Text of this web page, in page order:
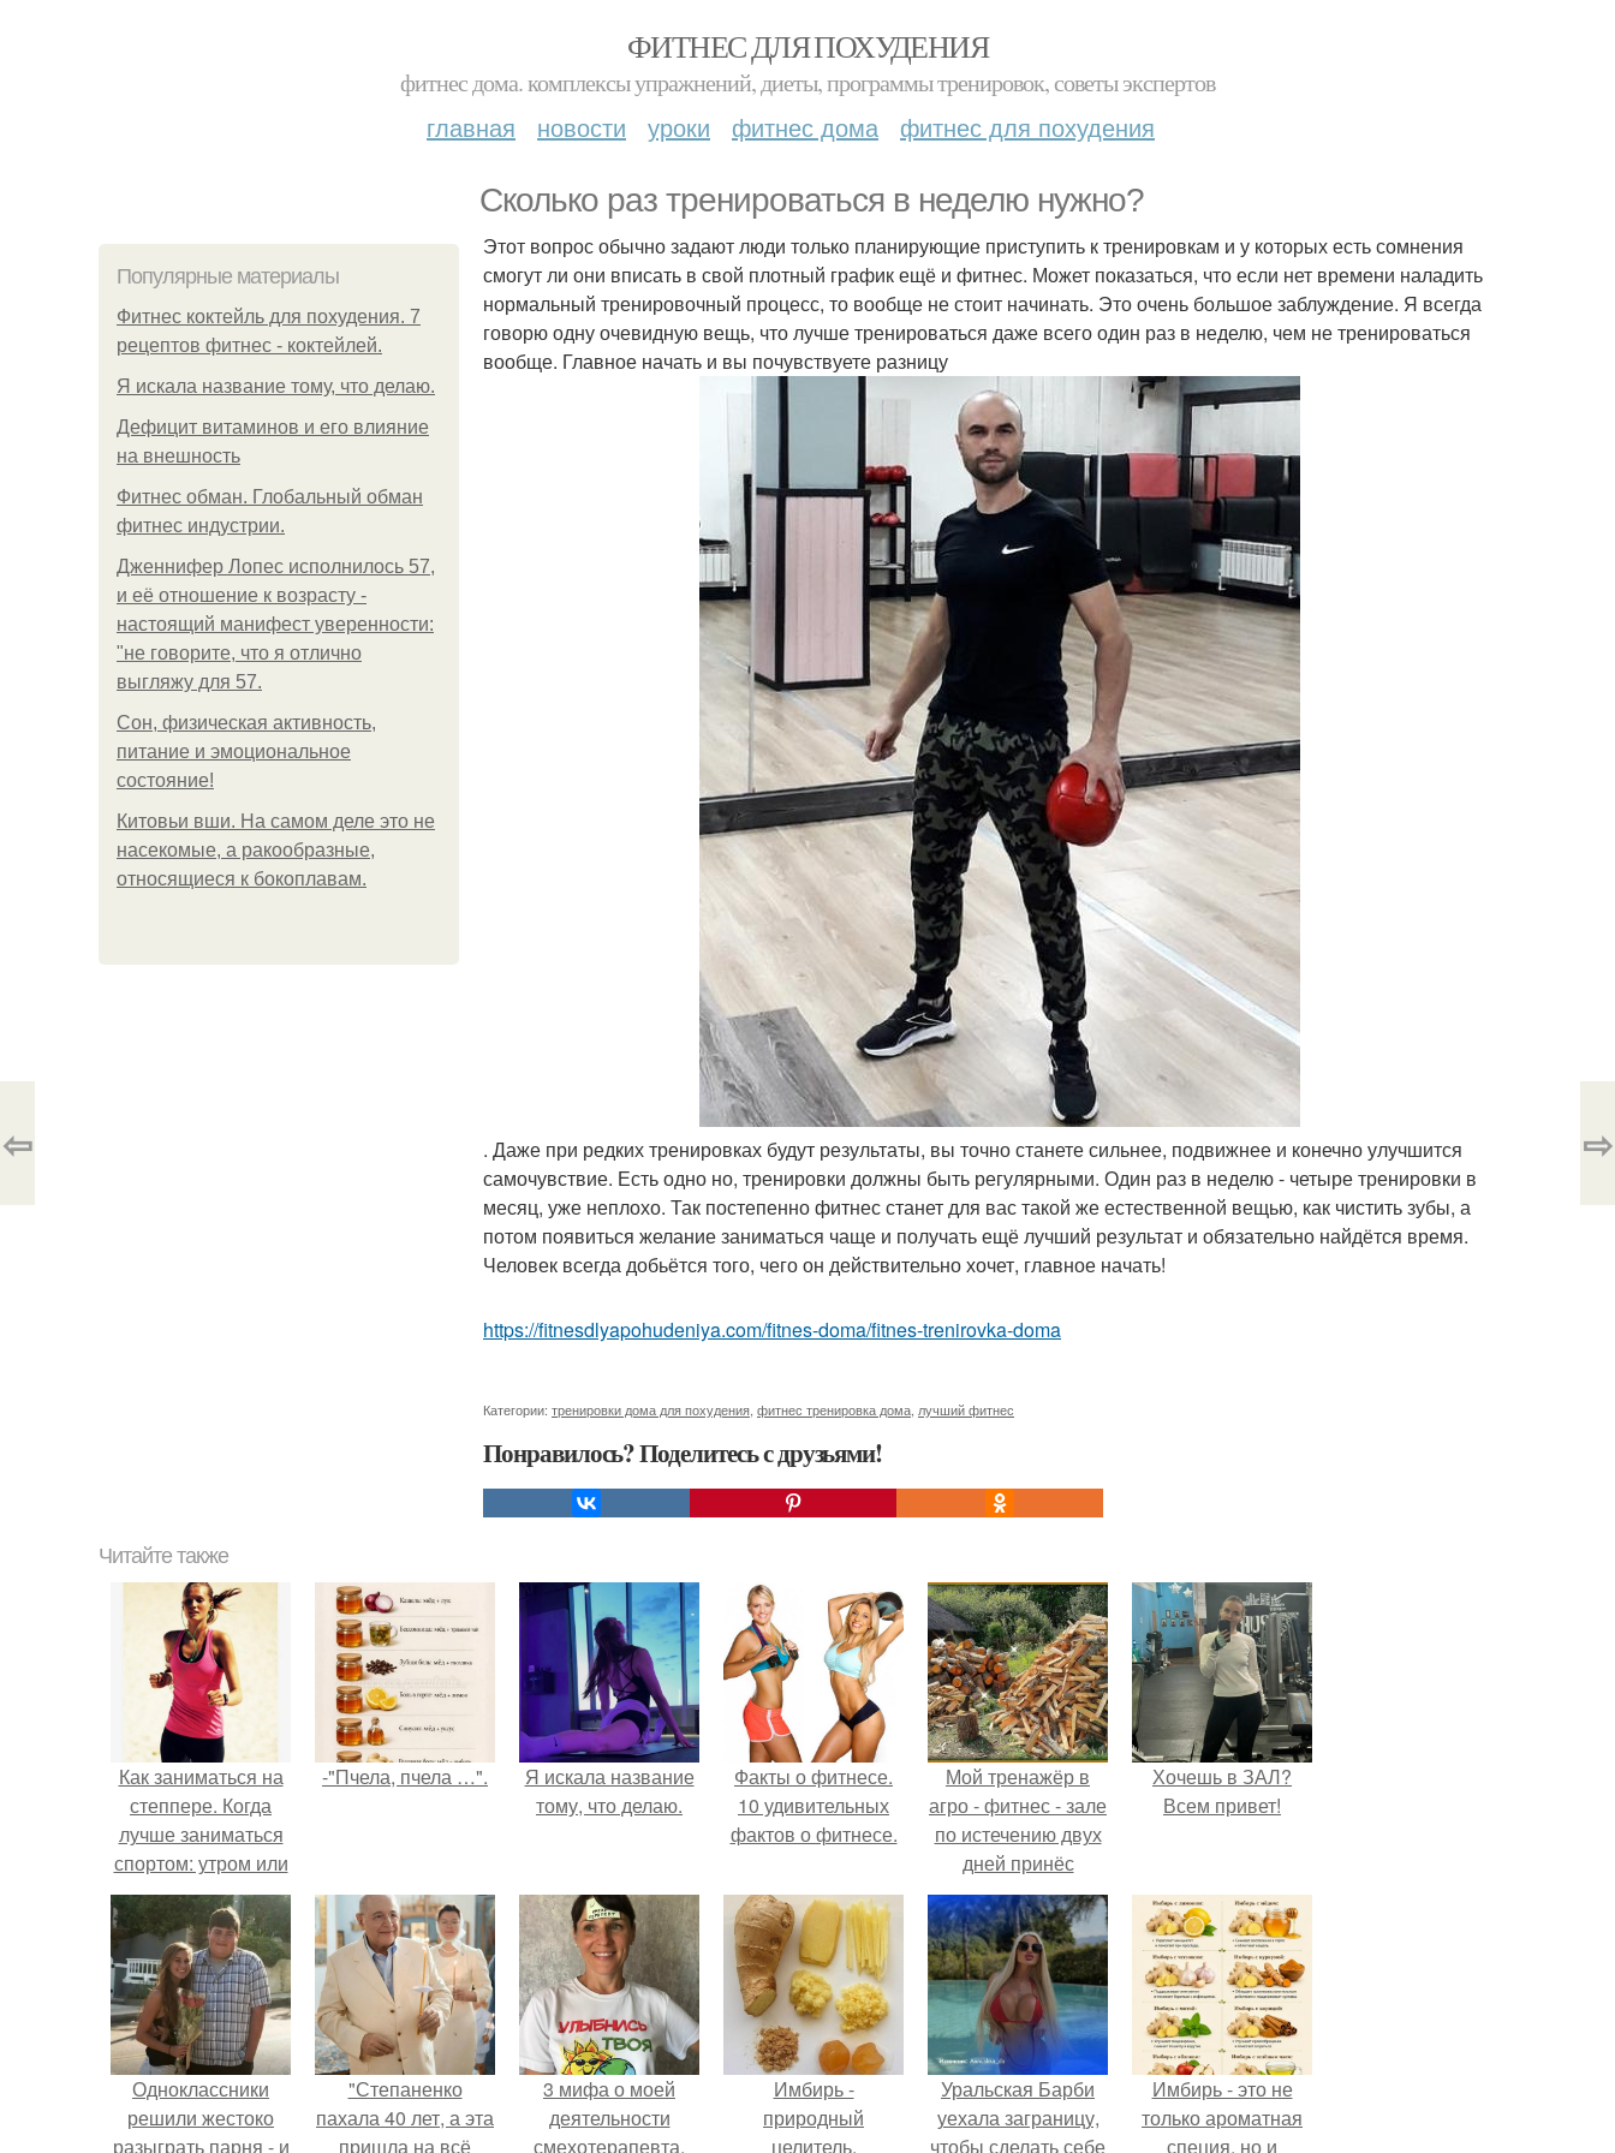
ФИТНЕС ДЛЯ ПОХУДЕНИЯ
фитнес дома. комплексы упражнений, диеты, программы тренировок, советы экспертов
главная новости уроки фитнес дома фитнес для похудения
Сколько раз тренироваться в неделю нужно?
Популярные материалы
Фитнес коктейль для похудения. 7
рецептов фитнес - коктейлей.
Я искала название тому, что делаю.
Дефицит витаминов и его влияние
на внешность
Фитнес обман. Глобальный обман
фитнес индустрии.
Дженнифер Лопес исполнилось 57,
и её отношение к возрасту -
настоящий манифест уверенности:
"не говорите, что я отлично
выгляжу для 57.
Сон, физическая активность,
питание и эмоциональное
состояние!
Китовьи вши. На самом деле это не
насекомые, а ракообразные,
относящиеся к бокоплавам.
Этот вопрос обычно задают люди только планирующие приступить к тренировкам и у которых есть сомнения
смогут ли они вписать в свой плотный график ещё и фитнес. Может показаться, что если нет времени наладить
нормальный тренировочный процесс, то вообще не стоит начинать. Это очень большое заблуждение. Я всегда
говорю одну очевидную вещь, что лучше тренироваться даже всего один раз в неделю, чем не тренироваться
вообще. Главное начать и вы почувствуете разницу
. Даже при редких тренировках будут результаты, вы точно станете сильнее, подвижнее и конечно улучшится
самочувствие. Есть одно но, тренировки должны быть регулярными. Один раз в неделю - четыре тренировки в
месяц, уже неплохо. Так постепенно фитнес станет для вас такой же естественной вещью, как чистить зубы, а
потом появиться желание заниматься чаще и получать ещё лучший результат и обязательно найдётся время.
Человек всегда добьётся того, чего он действительно хочет, главное начать!
https://fitnesdlyapohudeniya.com/fitnes-doma/fitnes-trenirovka-doma
Категории: тренировки дома для похудения фитнес тренировка дома лучший фитнес
Понравилось? Поделитесь с друзьями!
⇦ ⇨
Читайте также
Как заниматься на
степпере. Когда
лучше заниматься
спортом: утром или
вечером
-"Пчела, пчела …".
Я искала название
тому, что делаю.
Факты о фитнесе.
10 удивительных
фактов о фитнесе.
Мой тренажёр в
агро - фитнес - зале
по истечению двух
дней принёс
ощутимый
результат.
Хочешь в ЗАЛ?
Всем привет!
Одноклассники
решили жестоко
разыграть парня - и
"Степаненко
пахала 40 лет, а эта
пришла на всё
3 мифа о моей
деятельности
смехотерапевта.
Имбирь -
природный
целитель.
Уральская Барби
уехала заграницу,
чтобы сделать себе
Имбирь - это не
только ароматная
специя, но и